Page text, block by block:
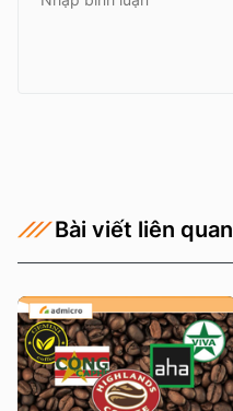
Bài viết liên quan